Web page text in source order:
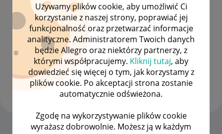
Używamy plików cookie, aby umożliwić Ci
korzystanie z naszej strony, poprawiać jej
funkcjonalność oraz przetwarzać informacje
analityczne. Administratorem Twoich danych
będzie Allegro oraz niektórzy partnerzy, z
którymi współpracujemy. Kliknij tutaj, aby
dowiedzieć się więcej o tym, jak korzystamy z
plików cookie. Po akceptacji strona zostanie
automatycznie odświeżona.
Zgodę na wykorzystywanie plików cookie
wyrażasz dobrowolnie. Możesz ją w każdym
merkor_m
#3 Debiutant
Strona Główna OPCJE